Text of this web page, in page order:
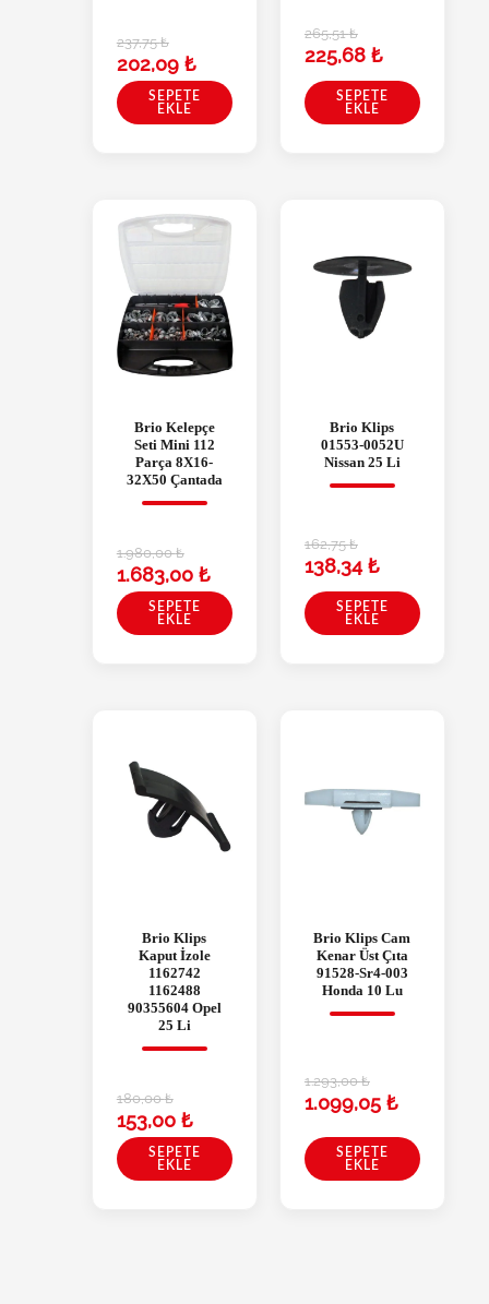
237,75₺
202,09 ₺
SEPETE
EKLE
265,51₺
225,68 ₺
SEPETE
EKLE
Brio Kelepçe
Seti Mini 112
Parça 8X16-
32X50 Çantada
1.980,00₺
1.683,00 ₺
SEPETE
EKLE
Brio Klips
01553-0052U
Nissan 25 Li
162,75₺
138,34₺
SEPETE
EKLE
Brio Klips
Kaput İzole
1162742
1162488
90355604 Opel
25 Li
180,00₺
153,00 ₺
SEPETE
EKLE
Brio Klips Cam
Kenar Üst Çıta
91528-Sr4-003
Honda 10 Lu
1.293,00₺
1.099,05 ₺
SEPETE
EKLE